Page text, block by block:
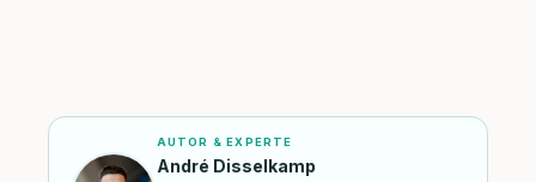
AUTOR & EXPERTE
André Disselkamp